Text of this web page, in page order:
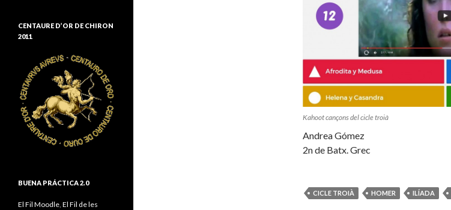
Kahoot cançons del cicle troià
Andrea Gómez
2n de Batx. Grec
CICLE TROIÀ HOMER ILÍADA
CENTAURE D’OR DE CHIRON
2011
BUENA PRÁCTICA 2.0
El Fil Moodle, El Fil de les